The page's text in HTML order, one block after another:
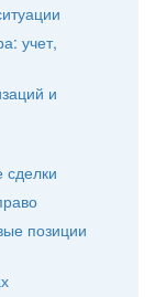
учет,
и
позиции